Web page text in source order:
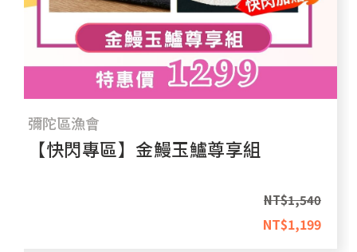
彌陀區漁會
【快閃專區】金鰻玉鱸尊享組
NT$1,540
NT$1,199